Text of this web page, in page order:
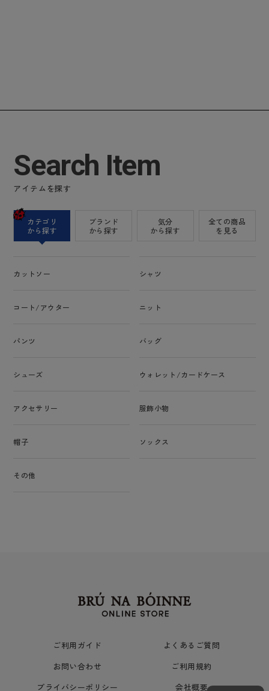
Search Item
アイテムを探す
カテゴリ
から探す
ブランド
から探す
気分
から探す
全ての商品
を見る
カットソー シャツ
コート/アウター ニット
パンツ バッグ
シューズ ウォレット/カードケース
アクセサリー 服飾小物
帽子 ソックス
その他
ご利用ガイド
よくあるご質問
お問い合わせ
ご利用規約
プライバシーポリシー
会社概要